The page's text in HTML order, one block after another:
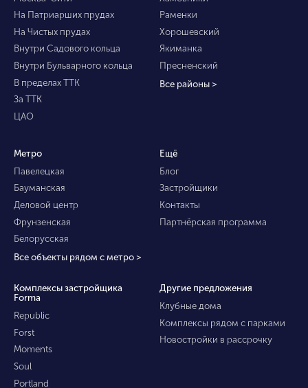
На Патриарших прудах
На Чистых прудах
Внутри Садового кольца
Внутри Бульварного кольца
В пределах ТТК
За ТТК
ЦАО
Раменки
Хорошевский
Якиманка
Пресненский
Все районы >
Метро
Павелецкая
Бауманская
Деловой центр
Фрунзенская
Белорусская
Все объекты рядом с метро >
Ещё
Блог
Застройщики
Контакты
Партнёрская программа
Комплексы застройщика
Forma
Republic
Forst
Moments
Soul
Portland
Другие предложения
Клубные дома
Комплексы рядом с парками
Новостройки в рассрочку